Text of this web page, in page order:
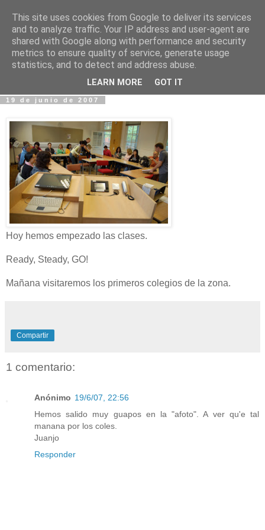
Fotos y Cosas
Miguel Sáenz de Santa María Elizalde
"Un blog es como un diario, pero sin candado".
19 de junio de 2007
Hoy hemos empezado las clases.
Ready, Steady, GO!
Mañana visitaremos los primeros colegios de la zona.
Compartir
1 comentario:
Anónimo 19/6/07, 22:56
Hemos salido muy guapos en la "afoto". A ver qu'e tal
manana por los coles.
Juanjo
Responder
This site uses cookies from Google to deliver its services
and to analyze traffic. Your IP address and user-agent are
shared with Google along with performance and security
metrics to ensure quality of service, generate usage
statistics, and to detect and address abuse.
LEARN MORE GOT IT